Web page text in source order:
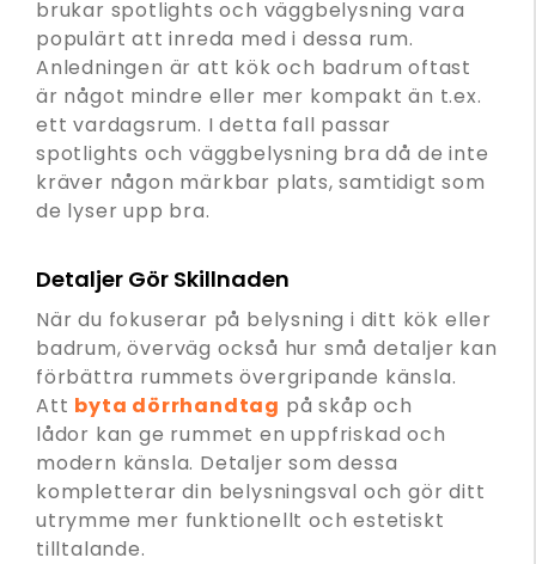
brukar spotlights och väggbelysning vara
populärt att inreda med i dessa rum.
Anledningen är att kök och badrum oftast
är något mindre eller mer kompakt än t.ex.
ett vardagsrum. I detta fall passar
spotlights och väggbelysning bra då de inte
kräver någon märkbar plats, samtidigt som
de lyser upp bra.
Detaljer Gör Skillnaden
När du fokuserar på belysning i ditt kök eller
badrum, överväg också hur små detaljer kan
förbättra rummets övergripande känsla.
Att byta dörrhandtag på skåp och
lådor kan ge rummet en uppfriskad och
modern känsla. Detaljer som dessa
kompletterar din belysningsval och gör ditt
utrymme mer funktionellt och estetiskt
tilltalande.